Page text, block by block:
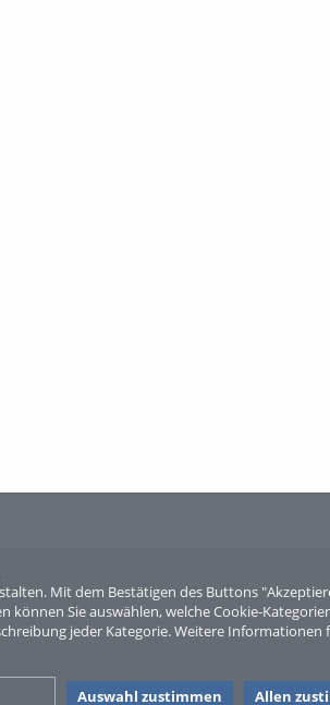
Mit dem Bestätigen des Buttons
Sie auswählen, welche Cookie-
jeder Kategorie. Weitere Informationen
Auswahl zustimmen Allen